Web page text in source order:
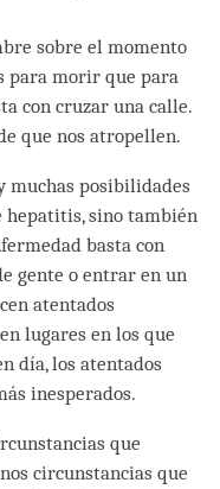
sobre el momento
para morir que para
con cruzar una calle.
que nos atropellen.
muchas posibilidades
hepatitis, sino también
basta con
gente o entrar en un
atentados
lugares en los que
día, los atentados
inesperados.
que
circunstancias que